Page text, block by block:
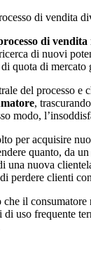
di vendita
di
di nuovi
quota di mercato
del processo
,
modo,
per acquisire
quanto, da
una nuova
perdere clienti
il
di uso frequente